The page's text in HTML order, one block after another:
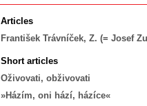
Articles
František Trávníček, Z. (= Josef
Short articles
Oživovati, obživovati
»Házím, oni hází, házíce«